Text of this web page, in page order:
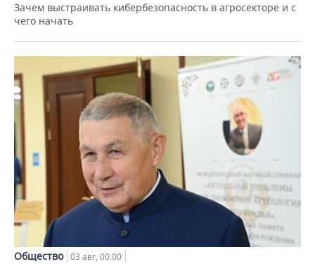
Зачем выстраивать кибербезопасность в агросекторе и с
чего начать
Общество 03 авг, 00:00